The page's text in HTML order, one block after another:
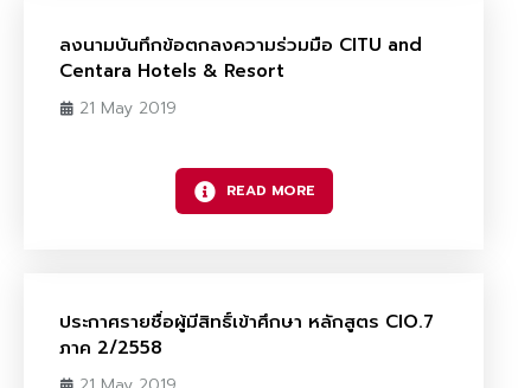
ลงนามบันทึกข้อตกลงความร่วมมือ CITU and
Centara Hotels & Resort
21 May 2019
READ MORE
ประกาศรายชื่อผู้มีสิทธิ์เข้าศึกษา หลักสูตร CIO.7
ภาค 2/2558